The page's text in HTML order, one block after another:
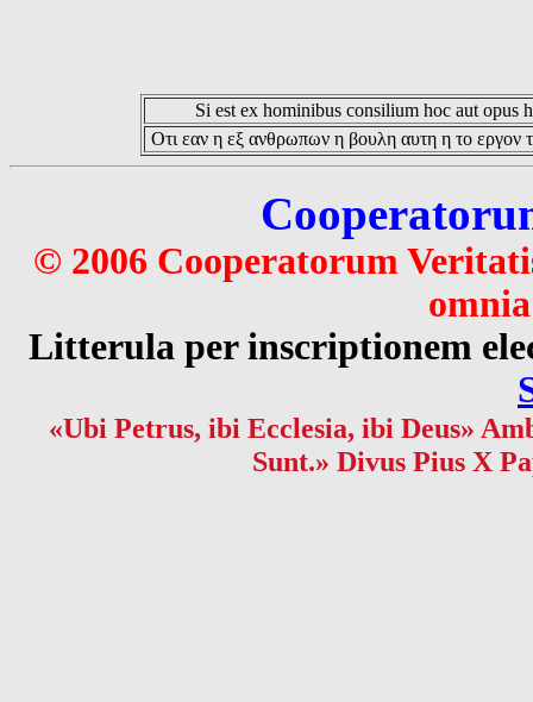
Si est ex hominibus consilium hoc aut opus
Οτι εαν η εξ ανθρωπων η βουλη αυτη η το εργον
© 2006 Cooperatorum
Litterula per inscriptionem
«Ubi Petrus, ibi Ecclesia, ibi Deus»
Sunt.» Divus Pius X